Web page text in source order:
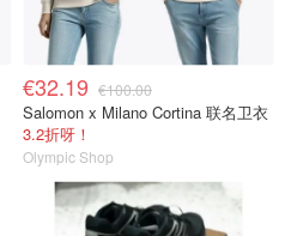
€32.19 €100.00
Salomon x Milano Cortina 联名卫衣
3.2折呀！
Olympic Shop